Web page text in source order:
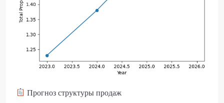
Прогноз структуры продаж